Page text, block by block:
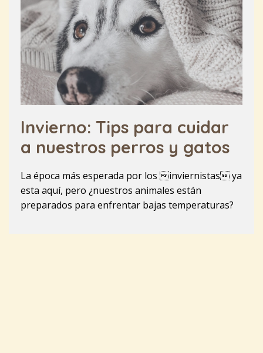
Invierno: Tips para cuidar
a nuestros perros y gatos
La época más esperada por los inviernistas ya
esta aquí, pero ¿nuestros animales están
preparados para enfrentar bajas temperaturas?